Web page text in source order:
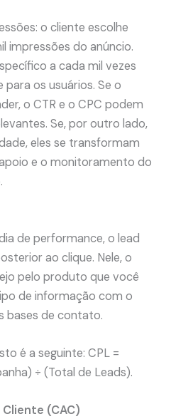
o cliente escolhe
impressões do anúncio.
a cada mil vezes
os usuários. Se o
o CTR e o CPC podem
Se, por outro lado,
eles se transformam
e o monitoramento do
de performance, o lead
ao clique. Nele, o
pelo produto que você
de informação com o
bases de contato.
é a seguinte: CPL =
÷ (Total de Leads).
(CAC)